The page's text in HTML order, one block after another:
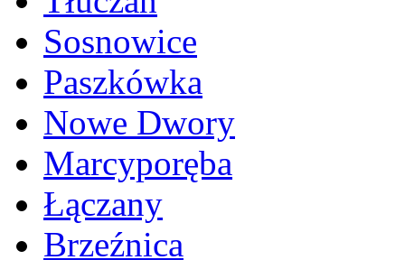
Sosnowice
Paszkówka
Nowe Dwory
Marcyporęba
Łączany
Brzeźnica